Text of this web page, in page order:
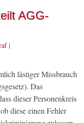
AGG-
|
lästiger Missbrauch
Das
dieser Personenkreis
diese einen Fehler